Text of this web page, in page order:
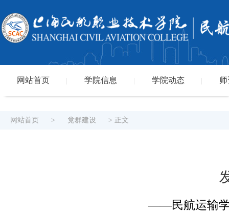
网站首页 学院信息 学院动态
网站首页 > 党群建设 > 正文
——民航运输学